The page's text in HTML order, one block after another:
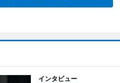
インタビュー